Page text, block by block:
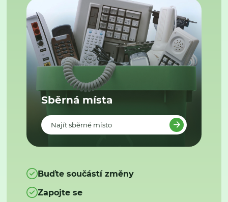
Sběrná místa
Najít sběrné místo
Buďte součástí změny
Zapojte se